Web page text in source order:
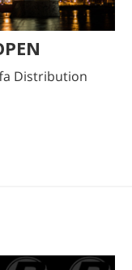
Distribution